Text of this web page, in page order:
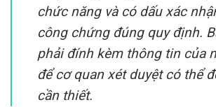
chức năng và có dấu xác
công chứng đúng quy định.
phải đính kèm thông tin của
để cơ quan xét duyệt có thể
cần thiết.